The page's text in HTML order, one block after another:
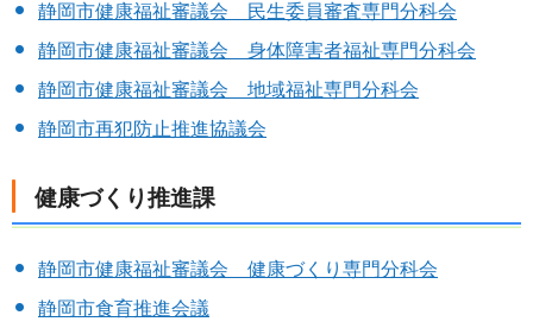
静岡市健康福祉審議会 民生委員審査専門分科会
静岡市健康福祉審議会 身体障害者福祉専門分科会
静岡市健康福祉審議会 地域福祉専門分科会
静岡市再犯防止推進協議会
健康づくり推進課
静岡市健康福祉審議会 健康づくり専門分科会
静岡市食育推進会議